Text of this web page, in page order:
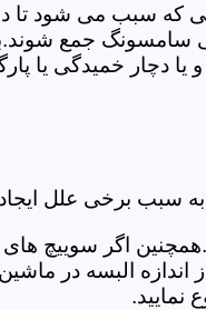
که سبب می شود تا
سامسونگ جمع
دچار خمیدگی یا
به سبب برخی علل
اگر سوییچ
البسه در